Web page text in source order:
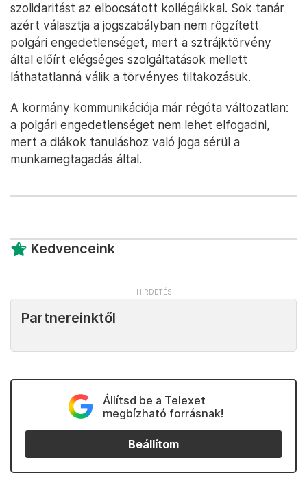
szolidaritást az elbocsátott kollégáikkal. Sok tanár
azért választja a jogszabályban nem rögzített
polgári engedetlenséget, mert a sztrájktörvény
által előírt elégséges szolgáltatások mellett
láthatatlanná válik a törvényes tiltakozásuk.
A kormány kommunikációja már régóta változatlan:
a polgári engedetlenséget nem lehet elfogadni,
mert a diákok tanuláshoz való joga sérül a
munkamegtagadás által.
Kedvenceink
Partnereinktől
Állítsd be a Telexet
megbízható forrásnak!
Beállítom